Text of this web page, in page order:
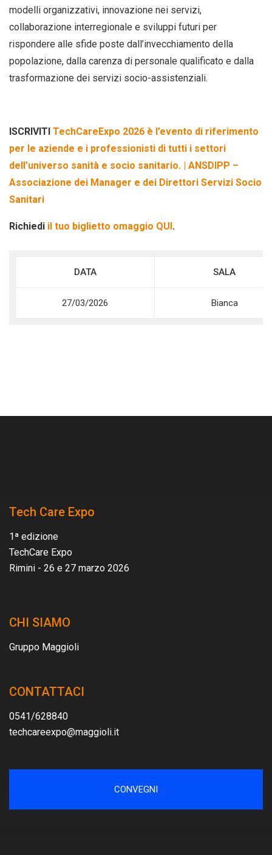
modelli organizzativi, innovazione nei servizi,
collaborazione interregionale e sviluppi futuri per
rispondere alle sfide poste dall’invecchiamento della
popolazione, dalla carenza di personale qualificato e dalla
trasformazione dei servizi socio-assistenziali.
ISCRIVITI TechCareExpo 2026 è l’evento di riferimento
per le aziende e i professionisti di tutti i settori
dell’universo sanità e socio sanitario. | ANSDIPP –
Associazione dei Manager e dei Direttori Servizi Socio
Sanitari
Richiedi il tuo biglietto omaggio QUI .
DATA SALA
27/03/2026 Bianca
Tech Care Expo
1ª edizione
TechCare Expo
Rimini - 26 e 27 marzo 2026
CHI SIAMO
Gruppo Maggioli
CONTATTACI
0541/628840
techcareexpo@maggioli.it
CONVEGNI